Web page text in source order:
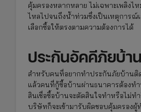
คุ้มครองหลากหลาย ไม่เฉพาะเพลิง
ไหลไปจนถึงน้ำท่วมซึ่งเป็นเหตุการณ์
เลือกซื้อให้ตรงตามความต้องการได้
ประกันอัคคีภัยบ้าน
สำหรับคนที่อยากทำประกันภัยบ้านติ
แล้วคนที่กู้ซื้อบ้านผ่านธนาคารต้องทำ
สินเชื่อซื้อบ้านจะตัดสินใจทำหรือไม่
บริษัทก็จะเข้ามารับผิดชอบคุ้มครอง